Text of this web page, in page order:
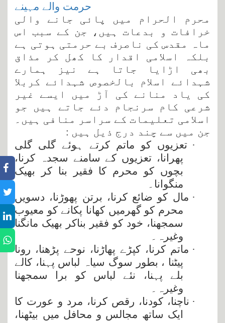
حرمت والے مہینے
محرم الحرام میں پائی جانے والی
خرافات و بدعات ہیں، جن کے سبب اس
ماہ مقدس کی ناصرف بے حرمتی ہوتی ہے
بلکہ اسلامی اقدار کا کھل کر مذاق
بھی اڑایا جاتا ہے نیز ہمارے
شہدائے اسلام بالخصوص شہدائے کربلا
کی یاد منانے کی آڑ میں ایسے غیر
شرعی کام سرنجام دئے جاتے ہیں جو
اسلامی تعلیمات کے سراسر منافی ہیں۔
جن میں سے چند درج ذیل ہیں :
· تعزیوں کو ماتم کرتے ہوئے گلی گلی
پھرانا، تعزیوں کے سامنے سجدہ کرنا،
بچوں کو محرم کا فقیر بنا کر بھیک
منگوانا۔
· مال کو ضائع کرنا، برتن پھوڑنا، دسویں
محرم کو گھرمیں کھانا پکانے کو معیوب
سمجھنا، خود کو فقیر بناکر بھیک مانگنا
وغیرہ۔
· ماتم کرنا، کپڑے پھاڑنا، نوحے پڑھنا، رونا
پیٹنا ، بطور سوگ سیاہ لباس پہنا، کالے
بلے پہنا، نئے لباس کو برا سمجھنا
وغیرہ۔
· ناچنا، کودنا، رقص کرنا، مرد و عورت کا
ایک ساتھ مجالس و محافل میں بیٹھنا،